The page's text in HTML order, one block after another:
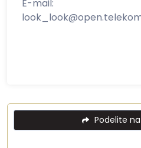
E-mail:
Podelite